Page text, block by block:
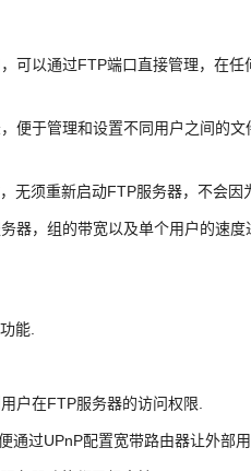
可以通过FTP端口直接管理，在
便于管理和设置不同用户之间的文
无须重新启动FTP服务器，不会因
器，组的带宽以及单个用户的速
能.
户在FTP服务器的访问权限.
过UPnP配置宽带路由器让外部用